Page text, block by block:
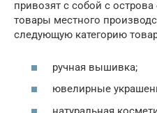
привозят с собой с
товары местного
следующую категорию
ручная вышивка;
ювелирные